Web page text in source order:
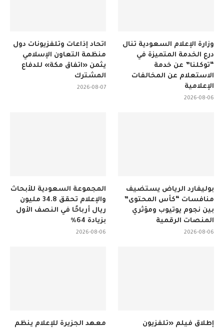
اتحاد إذاعات وتلفزيونات دول
منظمة التعاون الإسلامي
يثمن «اتفاق مكة» للدفاع
المشترك
2026-08-07
وزارة الإعلام السعودية تنال
درع الخدمة المتميزة في
“توكلنا” عن خدمة
الاستعلام عن المخالفات
الإعلامية
2026-08-06
المجموعة السعودية للأبحاث
والإعلام تحقق 34.8 مليون
ريال أرباحًا في النصف الأول
بزيادة 64%
2026-08-06
بوليفارد الرياض يستضيف
منافسات “كأس المحتوى”
بين نجوم يوتيوب ومؤثري
المنصات الرقمية
2026-08-06
معهد الجزيرة للإعلام ينظم
إطلاق فيلم «تلفزيون